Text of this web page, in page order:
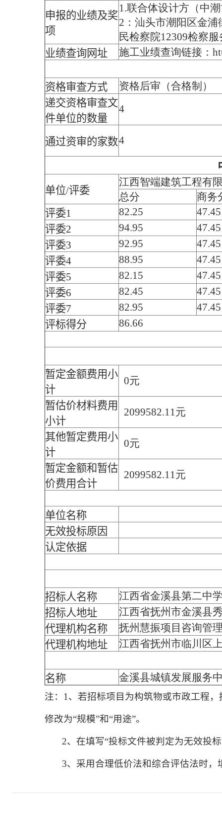
申报的业绩及奖
项
1.联合体设计方（中
2：汕头市潮阳区金
民检察院12309检察
业绩查询网址
施工业绩查询链接：
资格审查方式
资格后审（合格制）
递交资格审查文
件单位的数量
4
通过资审的家数4
单位/评委
江西智端建筑工程有
总分
商务
评委1
82.25
47.45
评委2
94.95
47.45
评委3
92.95
47.45
评委4
88.95
47.45
评委5
82.15
47.45
评委6
82.45
47.45
评委7
82.95
47.45
评标得分
86.66
暂定金额费用小
计
0元
暂估价材料费用
小计
2099582.11元
其他暂定费用小
计
0元
暂定金额和暂估
价费用合计
2099582.11元
单位名称
无效投标原因
认定依据
招标人名称
江西省金溪县第二中
招标人地址
江西省抚州市金溪县
代理机构名称
抚州慧振项目咨询管
代理机构地址
江西省抚州市临川区
名称 金溪县城镇发展服务
注：1、若招标项目为构筑物或市政工程
修改为“规模”和“用途”。
2、在填写“投标文件被判定为无效投标
3、采用合理低价法和综合评估法时，